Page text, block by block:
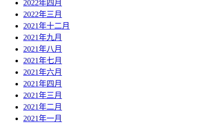
2022年四月
2022年三月
2021年十二月
2021年九月
2021年八月
2021年七月
2021年六月
2021年四月
2021年三月
2021年二月
2021年一月